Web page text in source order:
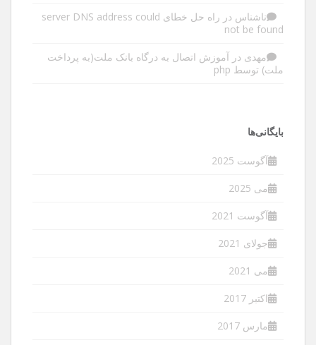
ناشناس در
راه حل خطای server DNS address could
not be found
مهدی در آموزش اتصال به درگاه بانک ملت(به پرداخت
ملت) توسط php
بایگانی‌ها
آگوست 2025
می 2025
آگوست 2021
جولای 2021
می 2021
اکتبر 2017
مارس 2017